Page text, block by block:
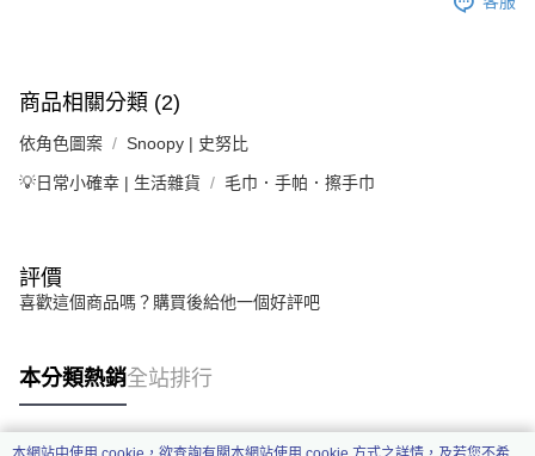
商品相關分類 (2)
依角色圖案 Snoopy | 史努比
💡日常小確幸 | 生活雜貨 毛巾．手帕．擦手巾
評價
喜歡這個商品嗎？購買後給他一個好評吧
本分類熱銷全站排行